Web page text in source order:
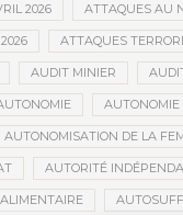
2026 ATTAQUES AU
ATTAQUES
AUDIT MINIER
AUTONOMIE
AUTONOMISATION DE LA
AUTORITÉ